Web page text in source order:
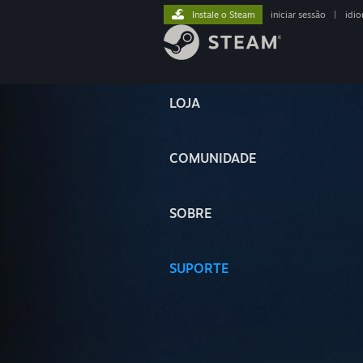
LOJA
COMUNIDADE
SOBRE
SUPORTE
Instale o Steam iniciar sessão